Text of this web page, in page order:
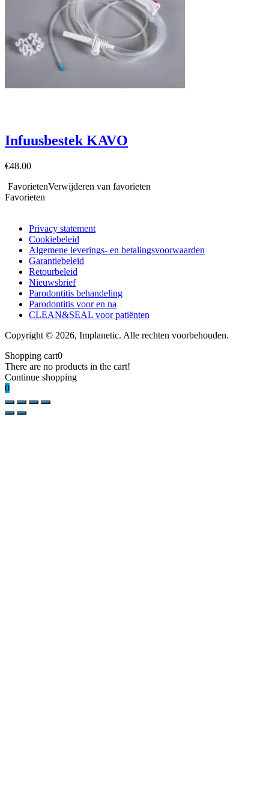
Infuusbestek KAVO
€48.00
FavorietenVerwijderen van favorieten
Favorieten
Privacy statement
Cookiebeleid
Algemene leverings- en betalingsvoorwaarden
Garantiebeleid
Retourbeleid
Nieuwsbrief
Parodontitis behandeling
Parodontitis voor en na
CLEAN&SEAL voor patiënten
Copyright © 2026, Implanetic. Alle rechten voorbehouden.
Shopping cart0
There are no products in the cart!
Continue shopping
0